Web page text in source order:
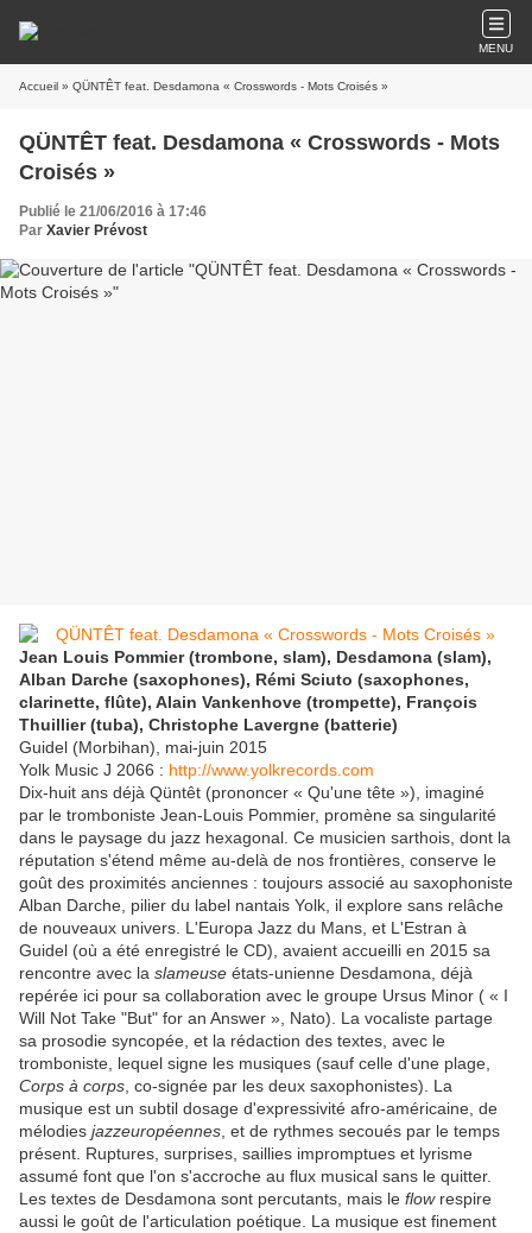
MENU
Accueil » QÜNTÊT feat. Desdamona « Crosswords - Mots Croisés »
QÜNTÊT feat. Desdamona « Crosswords - Mots
Croisés »
Publié le 21/06/2016 à 17:46
Par Xavier Prévost
Jean Louis Pommier (trombone, slam), Desdamona (slam),
Alban Darche (saxophones), Rémi Sciuto (saxophones,
clarinette, flûte), Alain Vankenhove (trompette), François
Thuillier (tuba), Christophe Lavergne (batterie)
Guidel (Morbihan), mai-juin 2015
Yolk Music J 2066 : http://www.yolkrecords.com
Dix-huit ans déjà Qüntêt (prononcer « Qu'une tête »), imaginé
par le tromboniste Jean-Louis Pommier, promène sa singularité
dans le paysage du jazz hexagonal. Ce musicien sarthois, dont la
réputation s'étend même au-delà de nos frontières, conserve le
goût des proximités anciennes : toujours associé au saxophoniste
Alban Darche, pilier du label nantais Yolk, il explore sans relâche
de nouveaux univers. L'Europa Jazz du Mans, et L'Estran à
Guidel (où a été enregistré le CD), avaient accueilli en 2015 sa
rencontre avec la slameuse états-unienne Desdamona, déjà
repérée ici pour sa collaboration avec le groupe Ursus Minor ( « I
Will Not Take "But" for an Answer », Nato). La vocaliste partage
sa prosodie syncopée, et la rédaction des textes, avec le
tromboniste, lequel signe les musiques (sauf celle d'une plage,
Corps à corps , co-signée par les deux saxophonistes). La
musique est un subtil dosage d'expressivité afro-américaine, de
mélodies jazzeuropéennes , et de rythmes secoués par le temps
présent. Ruptures, surprises, saillies impromptues et lyrisme
assumé font que l'on s'accroche au flux musical sans le quitter.
Les textes de Desdamona sont percutants, mais le flowrespire
aussi le goût de l'articulation poétique. La musique est finement